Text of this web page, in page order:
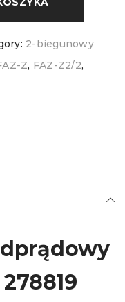
2-biegunowy
Z, FAZ-Z2/2,